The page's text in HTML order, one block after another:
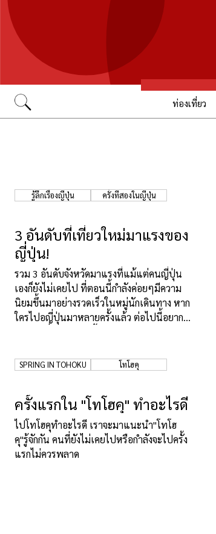
ท่องเที่ยว
รู้ลึกเรื่องญี่ปุ่น ครั้งที่สองในญี่ปุ่น
3 อันดับที่เที่ยวใหม่มาแรงของ
ญี่ปุ่น!
รวม 3 อันดับจังหวัดมาแรงที่แม้แต่คนญี่ปุ่น
เองก็ยังไม่เคยไป ที่ตอนนี้กำลังค่อยๆมีความ
นิยมขึ้นมาอย่างรวดเร็วในหมู่นักเดินทาง หาก
ใครไปอญี่ปุ่นมาหลายครั้งแล้ว ต่อไปนี้อยาก
SPRING IN TOHOKU โทโฮคุ
ครั้งแรกใน "โทโฮคุ" ทำอะไรดี
ไปโทโฮคุทำอะไรดี เราจะมาแนะนำ"โทโฮ
คุ"รู้จักกัน คนที่ยังไม่เคยไปหรือกำลังจะไปครั้ง
แรกไม่ควรพลาด